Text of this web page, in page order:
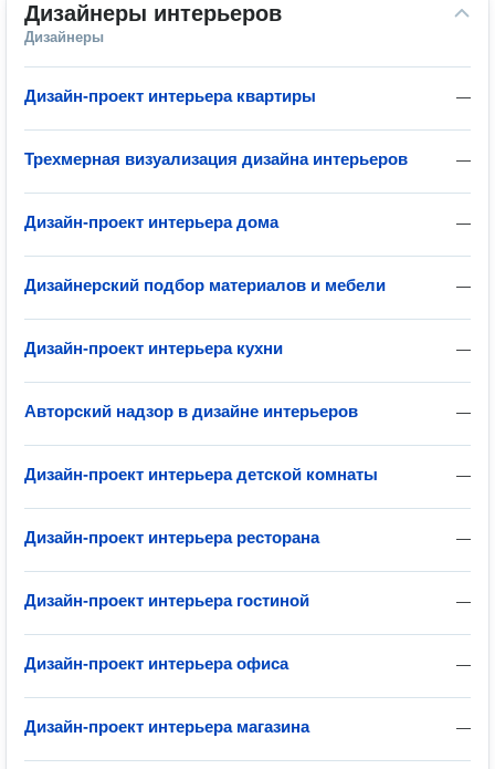
Дизайнеры интерьеров
Дизайнеры
—
Дизайн-проект интерьера квартиры
—
Трехмерная визуализация дизайна интерьеров
—
Дизайн-проект интерьера дома
—
Дизайнерский подбор материалов и мебели
—
Дизайн-проект интерьера кухни
—
Авторский надзор в дизайне интерьеров
—
Дизайн-проект интерьера детской комнаты
—
Дизайн-проект интерьера ресторана
—
Дизайн-проект интерьера гостиной
—
Дизайн-проект интерьера офиса
—
Дизайн-проект интерьера магазина